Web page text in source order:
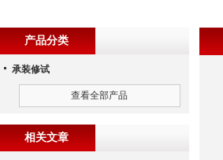
产品分类
承装修试
查看全部产品
相关文章